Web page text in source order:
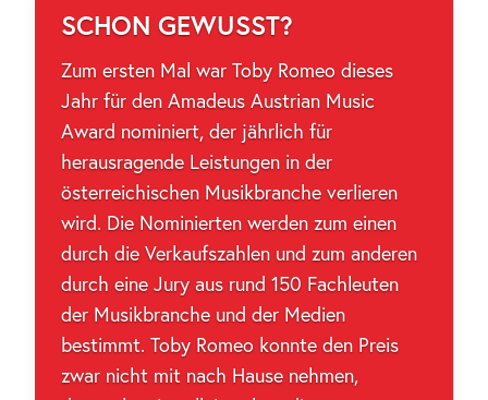
SCHON GEWUSST?
Zum ersten Mal war Toby Romeo dieses
Jahr für den Amadeus Austrian Music
Award nominiert, der jährlich für
herausragende Leistungen in der
österreichischen Musikbranche verlieren
wird. Die Nominierten werden zum einen
durch die Verkaufszahlen und zum anderen
durch eine Jury aus rund 150 Fachleuten
der Musikbranche und der Medien
bestimmt. Toby Romeo konnte den Preis
zwar nicht mit nach Hause nehmen,